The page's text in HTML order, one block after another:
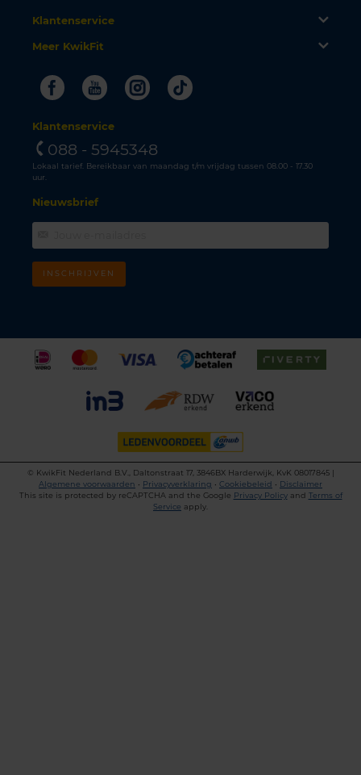
Klantenservice
Meer KwikFit
FacebookYoutubeInstagram
Tiktok
Klantenservice
088 - 5945348
Lokaal tarief. Bereikbaar van maandag t/m vrijdag tussen 08.00 - 17.30
uur.
Nieuwsbrief
INSCHRIJVEN
©
KwikFit Nederland B.V., Daltonstraat 17, 3846BX Harderwijk, KvK 08017845 |
Algemene voorwaarden • Privacyverklaring • Cookiebeleid • Disclaimer
This site is protected by reCAPTCHA and the Google Privacy Policyand Terms of
Service apply.